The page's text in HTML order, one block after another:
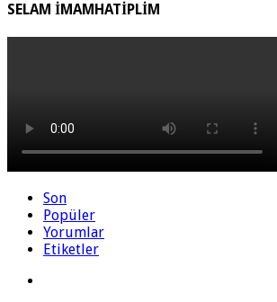
SELAM İMAMHATİPLİM
Son
Popüler
Yorumlar
Etiketler